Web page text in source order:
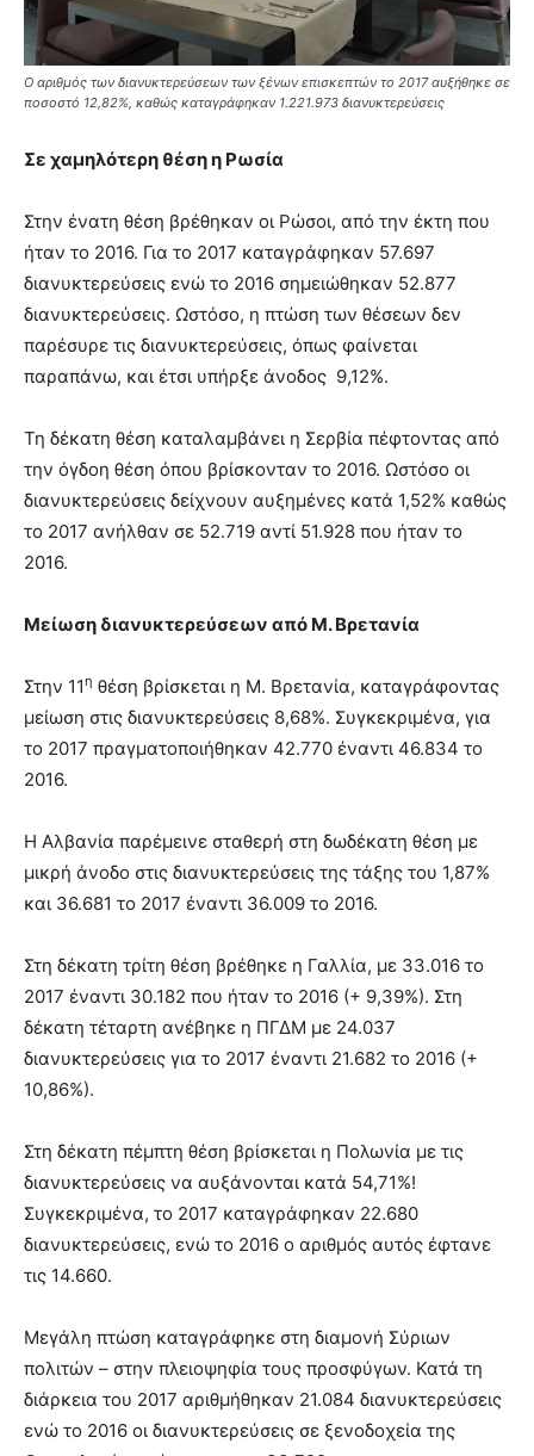
Ο αριθμός των διανυκτερεύσεων των ξένων επισκεπτών το 2017 αυξήθηκε σε
ποσοστό 12,82%, καθώς καταγράφηκαν 1.221.973 διανυκτερεύσεις
Σε χαμηλότερη θέση η Ρωσία
Στην ένατη θέση βρέθηκαν οι Ρώσοι, από την έκτη που
ήταν το 2016. Για το 2017 καταγράφηκαν 57.697
διανυκτερεύσεις ενώ το 2016 σημειώθηκαν 52.877
διανυκτερεύσεις. Ωστόσο, η πτώση των θέσεων δεν
παρέσυρε τις διανυκτερεύσεις, όπως φαίνεται
παραπάνω, και έτσι υπήρξε άνοδος 9,12%.
Τη δέκατη θέση καταλαμβάνει η Σερβία πέφτοντας από
την όγδοη θέση όπου βρίσκονταν το 2016. Ωστόσο οι
διανυκτερεύσεις δείχνουν αυξημένες κατά 1,52% καθώς
το 2017 ανήλθαν σε 52.719 αντί 51.928 που ήταν το
2016.
Μείωση διανυκτερεύσεων από Μ. Βρετανία
Στην 11η θέση βρίσκεται η Μ. Βρετανία, καταγράφοντας
μείωση στις διανυκτερεύσεις 8,68%. Συγκεκριμένα, για
το 2017 πραγματοποιήθηκαν 42.770 έναντι 46.834 το
2016.
Η Αλβανία παρέμεινε σταθερή στη δωδέκατη θέση με
μικρή άνοδο στις διανυκτερεύσεις της τάξης του 1,87%
και 36.681 το 2017 έναντι 36.009 το 2016.
Στη δέκατη τρίτη θέση βρέθηκε η Γαλλία, με 33.016 το
2017 έναντι 30.182 που ήταν το 2016 (+ 9,39%). Στη
δέκατη τέταρτη ανέβηκε η ΠΓΔΜ με 24.037
διανυκτερεύσεις για το 2017 έναντι 21.682 το 2016 (+
10,86%).
Στη δέκατη πέμπτη θέση βρίσκεται η Πολωνία με τις
διανυκτερεύσεις να αυξάνονται κατά 54,71%!
Συγκεκριμένα, το 2017 καταγράφηκαν 22.680
διανυκτερεύσεις, ενώ το 2016 ο αριθμός αυτός έφτανε
τις 14.660.
Μεγάλη πτώση καταγράφηκε στη διαμονή Σύριων
πολιτών – στην πλειοψηφία τους προσφύγων. Κατά τη
διάρκεια του 2017 αριθμήθηκαν 21.084 διανυκτερεύσεις
ενώ το 2016 οι διανυκτερεύσεις σε ξενοδοχεία της